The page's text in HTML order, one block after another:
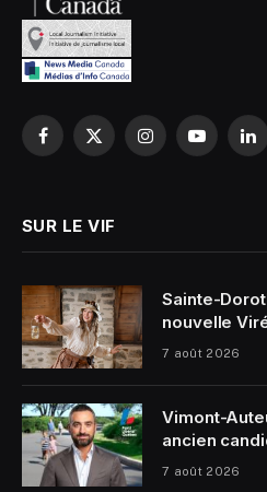
Facebook
X
InstagramYouTube
SUR LE VIF
Sainte-
nouvelle
7 août 2026
Vimont-
ancien
7 août 2026